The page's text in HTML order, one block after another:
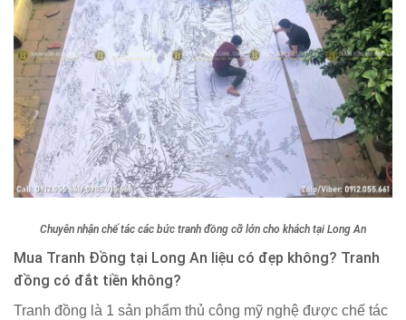
Chuyên nhận chế tác các bức tranh đồng cỡ lớn cho khách tại Long An
Mua Tranh Đồng tại Long An liệu có đẹp không? Tranh
đồng có đắt tiền không?
Tranh đồng là 1 sản phẩm thủ công mỹ nghệ được chế tác